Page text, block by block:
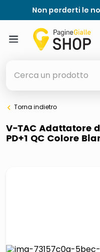
Non perderti le
elenchi telefonici
meme
pattumiera raccolta
Torna indietro
V-TAC Adattatore
PD+1 QC Colore